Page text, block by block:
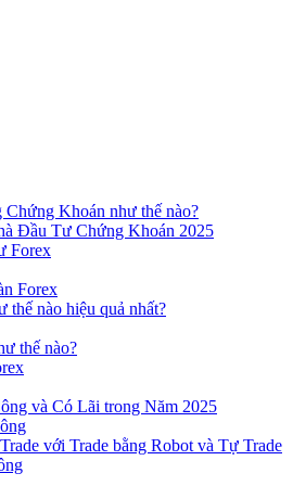
Khoán như thế nào?
Đầu Tư Chứng Khoán 2025
Forex
Forex
nào hiệu quả nhất?
thế nào?
và Có Lãi trong Năm 2025
với Trade bằng Robot và Tự Trade